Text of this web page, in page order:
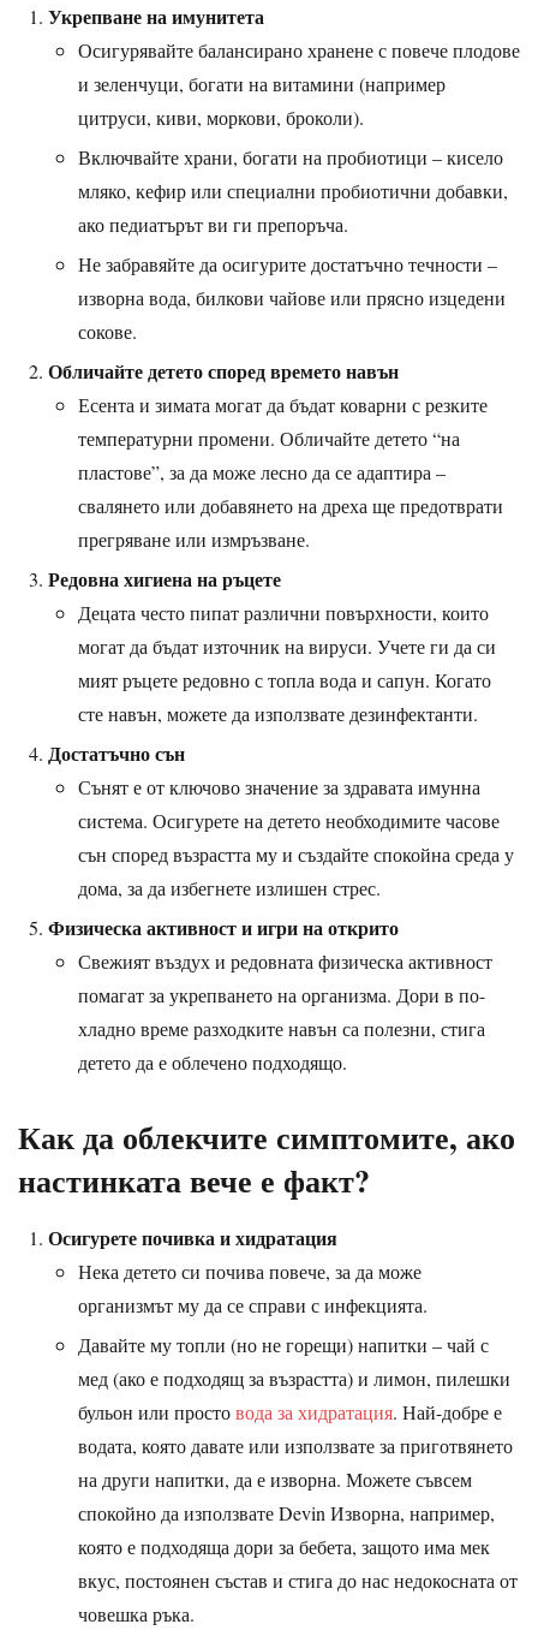
Укрепване на имунитета
Осигурявайте балансирано хранене с повече плодове
и зеленчуци, богати на витамини (например
цитруси, киви, моркови, броколи).
Включвайте храни, богати на пробиотици – кисело
мляко, кефир или специални пробиотични добавки,
ако педиатърът ви ги препоръча.
Не забравяйте да осигурите достатъчно течности –
изворна вода, билкови чайове или прясно изцедени
сокове.
Обличайте детето според времето навън
Есента и зимата могат да бъдат коварни с резките
температурни промени. Обличайте детето “на
пластове”, за да може лесно да се адаптира –
свалянето или добавянето на дреха ще предотврати
прегряване или измръзване.
Редовна хигиена на ръцете
Децата често пипат различни повърхности, които
могат да бъдат източник на вируси. Учете ги да си
мият ръцете редовно с топла вода и сапун. Когато
сте навън, можете да използвате дезинфектанти.
Достатъчно сън
Сънят е от ключово значение за здравата имунна
система. Осигурете на детето необходимите часове
сън според възрастта му и създайте спокойна среда у
дома, за да избегнете излишен стрес.
Физическа активност и игри на открито
Свежият въздух и редовната физическа активност
помагат за укрепването на организма. Дори в по-
хладно време разходките навън са полезни, стига
детето да е облечено подходящо.
Как да облекчите симптомите, ако
настинката вече е факт?
Осигурете почивка и хидратация
Нека детето си почива повече, за да може
организмът му да се справи с инфекцията.
Давайте му топли (но не горещи) напитки – чай с
мед (ако е подходящ за възрастта) и лимон, пилешки
бульон или простовода за хидратация. Най-добре е
водата, която давате или използвате за приготвянето
на други напитки, да е изворна. Можете съвсем
спокойно да използвате Devin Изворна, например,
която е подходяща дори за бебета, защото има мек
вкус, постоянен състав и стига до нас недокосната от
човешка ръка.